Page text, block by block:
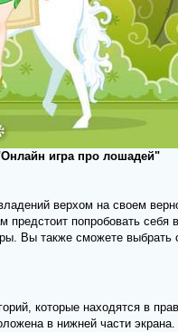
игра про лошадей"
верхом на своем
попробовать себя
Вы также сможете выбрать
которые находятся в
в нижней части